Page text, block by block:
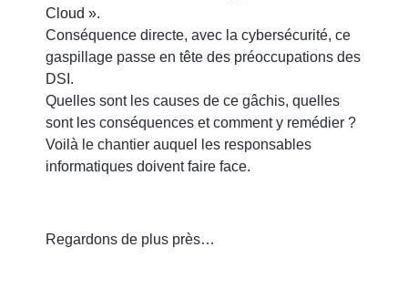
Cloud ».
Conséquence directe, avec la cybersécurité, ce
gaspillage passe en tête des préoccupations des
DSI.
Quelles sont les causes de ce gâchis, quelles
sont les conséquences et comment y remédier ?
Voilà le chantier auquel les responsables
informatiques doivent faire face.
Regardons de plus près…